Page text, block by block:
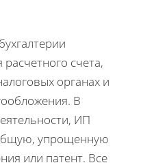
счета,
органах и
В
ИП
упрощенную
или патент. Все